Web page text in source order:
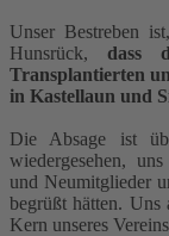
Unser Bestreben
Hunsrück, dass
Transplantierten
in Kastellaun und
Die Absage ist
wiedergesehen,
und Neumitglieder
begrüßt hätten. Uns
Kern unseres